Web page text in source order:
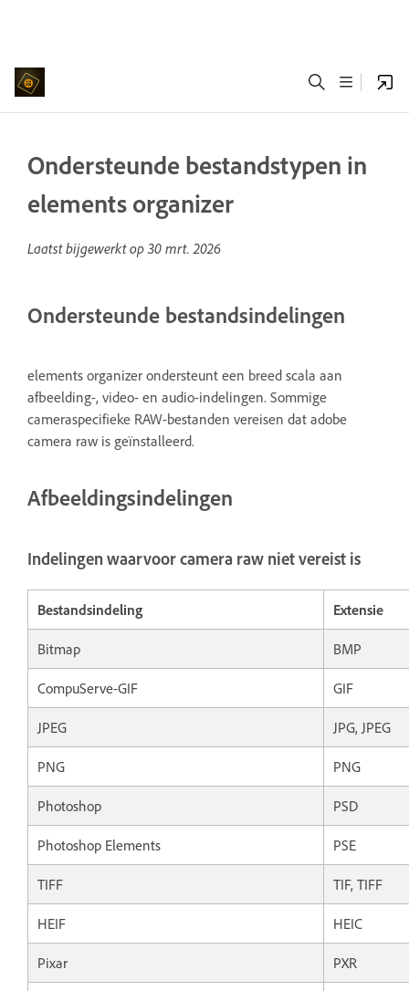
Ondersteunde bestandstypen in
elements organizer
Laatst bijgewerkt op 30 mrt. 2026
Ondersteunde bestandsindelingen
elements organizer ondersteunt een breed scala aan
afbeelding-, video- en audio-indelingen. Sommige
cameraspecifieke RAW-bestanden vereisen dat adobe
camera raw is geïnstalleerd.
Afbeeldingsindelingen
Indelingen waarvoor camera raw niet vereist is
Bestandsindeling Extensie
Bitmap BMP
CompuServe-GIF GIF
JPEG JPG, JPEG
PNG PNG
Photoshop PSD
Photoshop Elements PSE
TIFF TIF, TIFF
HEIF HEIC
Pixar PXR